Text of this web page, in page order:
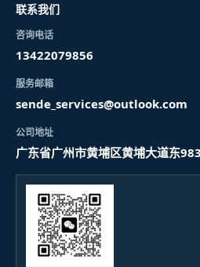
联系我们
咨询电话
13422079856
服务邮箱
sende_services@outlook.com
公司地址
广东省广州市黄埔区黄埔大道东